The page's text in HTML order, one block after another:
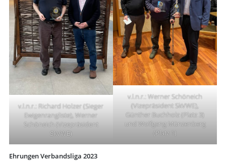
v.l.n.r.: Richard Holzer (Sieger
Ewigenrangliste), Werner
Schöneich (Vizepräsident
SkVWE)
v.l.n.r.: Werner Schöneich
(Vizepräsident SkVWE),
Günther Buchholz (Platz 3)
und Wolfgang Münzenberg
(Platz 1)
Ehrungen Verbandsliga 2023